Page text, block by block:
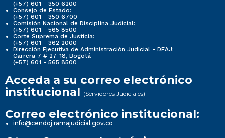
(+57) 601 - 350 6200
Consejo de Estado:
(+57) 601 - 350 6700
Comisión Nacional de Disciplina Judicial:
(+57) 601 - 565 8500
Corte Suprema de Justicia:
(+57) 601 - 362 2000
Dirección Ejecutiva de Administración Judicial - DEAJ:
Carrera 7 # 27-18, Bogotá
(+57) 601 - 565 8500
Acceda a su correo electrónico
institucional (Servidores Judiciales)
Correo electrónico institucional:
info@cendoj.ramajudicial.gov.co